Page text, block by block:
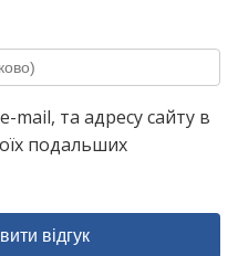
mail, та адресу сайту в
подальших
відгук